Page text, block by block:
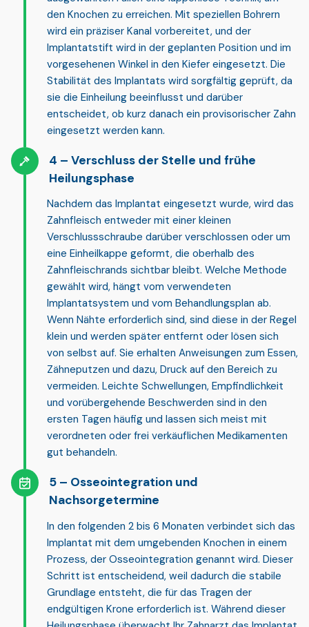
den Knochen zu erreichen. Mit speziellen Bohrern
wird ein präziser Kanal vorbereitet, und der
Implantatstift wird in der geplanten Position und im
vorgesehenen Winkel in den Kiefer eingesetzt. Die
Stabilität des Implantats wird sorgfältig geprüft, da
sie die Einheilung beeinflusst und darüber
entscheidet, ob kurz danach ein provisorischer Zahn
eingesetzt werden kann.
Verschluss der Stelle und frühe
Heilungsphase
Nachdem das Implantat eingesetzt wurde, wird das
Zahnfleisch entweder mit einer kleinen
Verschlussschraube darüber verschlossen oder um
eine Einheilkappe geformt, die oberhalb des
Zahnfleischrands sichtbar bleibt. Welche Methode
gewählt wird, hängt vom verwendeten
Implantatsystem und vom Behandlungsplan ab.
Wenn Nähte erforderlich sind, sind diese in der Regel
klein und werden später entfernt oder lösen sich
von selbst auf. Sie erhalten Anweisungen zum Essen,
Zähneputzen und dazu, Druck auf den Bereich zu
vermeiden. Leichte Schwellungen, Empfindlichkeit
und vorübergehende Beschwerden sind in den
ersten Tagen häufig und lassen sich meist mit
verordneten oder frei verkäuflichen Medikamenten
gut behandeln.
Osseointegration und
Nachsorgetermine
In den folgenden 2 bis 6 Monaten verbindet sich das
Implantat mit dem umgebenden Knochen in einem
Prozess, der Osseointegration genannt wird. Dieser
Schritt ist entscheidend, weil dadurch die stabile
Grundlage entsteht, die für das Tragen der
endgültigen Krone erforderlich ist. Während dieser